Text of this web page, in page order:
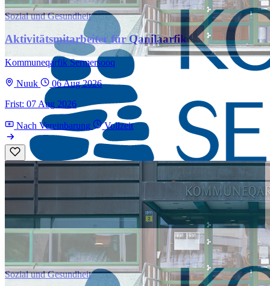
Sozial und Gesundheit
Aktivitätsmitarbeiter für Qanilaarfik
Kommuneqarfik Sermersooq
Nuuk
06 Aug 2026
Frist: 07 Aug 2026
Nach Vereinbarung Vollzeit
Sozial und Gesundheit